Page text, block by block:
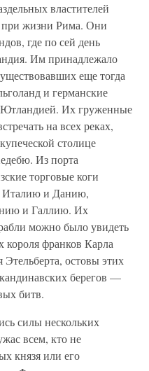
властителей
при жизни Рима. Они
где по сей день
Им принадлежало
еще тогда
и германские
Их груженные
на всех реках,
столице
Из порта
торговые коги
Италию и Данию,
и Галлию. Их
можно было увидеть
франков Карла
Этельберта, остовы этих
берегов —
битв.
силы нескольких
всем, кто не
князя или его